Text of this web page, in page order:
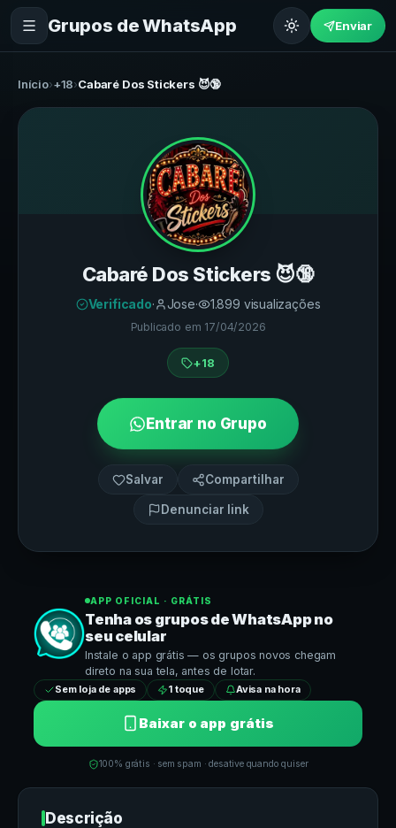
Grupos de WhatsApp Enviar
Início›+18›Cabaré Dos Stickers 😈🔞
Cabaré Dos Stickers 😈🔞
Verificado· Jose· 1.899 visualizações
Publicado em 17/04/2026
+18
Entrar no Grupo
Salvar Compartilhar
Denunciar link
APP OFICIAL · GRÁTIS
Tenha os grupos deWhatsAppno
seu celular
Instale o app grátis — os grupos novos chegam
direto na sua tela, antes de lotar.
Sem loja de apps 1 toque Avisa na hora
Baixar o app grátis
100% grátis · sem spam · desative quando quiser
Descrição